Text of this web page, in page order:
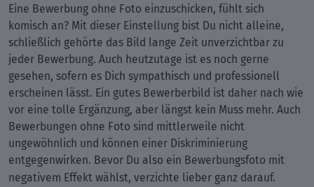
Eine Bewerbung ohne Foto einzuschicken, fühlt sich
komisch an? Mit dieser Einstellung bist Du nicht alleine,
schließlich gehörte das Bild lange Zeit unverzichtbar zu
jeder Bewerbung. Auch heutzutage ist es noch gerne
gesehen, sofern es Dich sympathisch und professionell
erscheinen lässt. Ein gutes Bewerberbild ist daher nach wie
vor eine tolle Ergänzung, aber längst kein Muss mehr. Auch
Bewerbungen ohne Foto sind mittlerweile nicht
ungewöhnlich und können einer Diskriminierung
entgegenwirken. Bevor Du also ein Bewerbungsfoto mit
negativem Effekt wählst, verzichte lieber ganz darauf.